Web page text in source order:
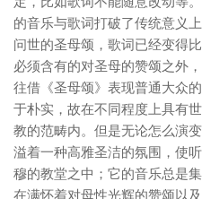
的音乐与歌词打破了传统意义
问世的圣母颂，歌词已经变得
必须含有的对圣母的赞颂之外
往借《圣母颂》表现普通大众
于朴实，故在不同程度上具有
教的范畴内。但是无论怎么演
溢着一种高雅圣洁的氛围，使
穆的教堂之中；它的音乐总是
在满怀着对母性光辉的赞颂以